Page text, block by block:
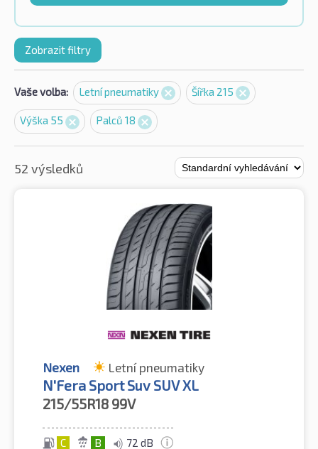
Zobrazit filtry
Vaše volba: Letní pneumatiky Šířka 215
Výška 55 Palců 18
52 výsledků
Nexen Letní pneumatiky
N'Fera Sport Suv SUV XL
215/55R18 99V
C B 72 dB